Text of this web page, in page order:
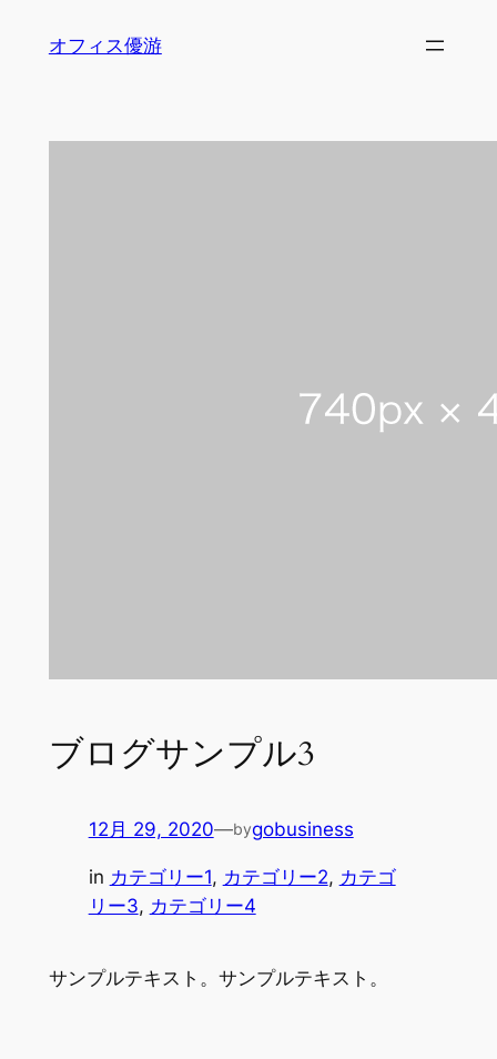
オフィス優游
ブログサンプル3
12月 29, 2020—bygobusiness
in カテゴリー1, カテゴリー2, カテゴ
リー3, カテゴリー4
サンプルテキスト。サンプルテキスト。